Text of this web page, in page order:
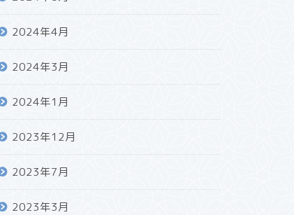
2024年4月
2024年3月
2024年1月
2023年12月
2023年7月
2023年3月